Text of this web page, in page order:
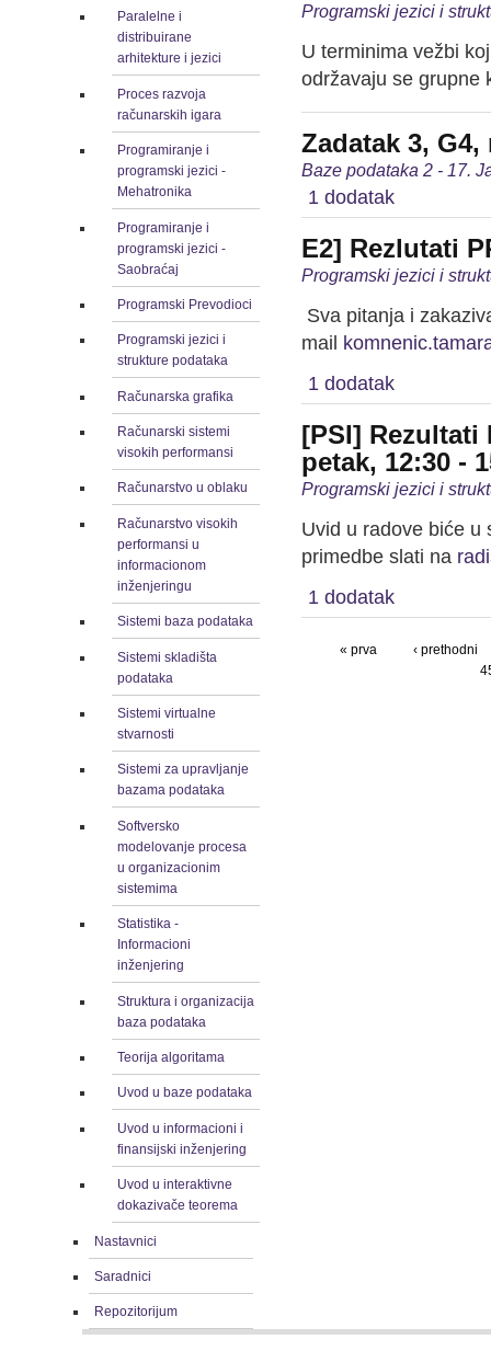
Paralelne i
distribuirane
arhitekture i jezici
Proces razvoja
računarskih igara
Programiranje i
programski jezici -
Mehatronika
Programiranje i
programski jezici -
Saobraćaj
Programski Prevodioci
Programski jezici i
strukture podataka
Računarska grafika
Računarski sistemi
visokih performansi
Računarstvo u oblaku
Računarstvo visokih
performansi u
informacionom
inženjeringu
Sistemi baza podataka
Sistemi skladišta
podataka
Sistemi virtualne
stvarnosti
Sistemi za upravljanje
bazama podataka
Softversko
modelovanje procesa
u organizacionim
sistemima
Statistika -
Informacioni
inženjering
Struktura i organizacija
baza podataka
Teorija algoritama
Uvod u baze podataka
Uvod u informacioni i
finansijski inženjering
Uvod u interaktivne
dokazivače teorema
Nastavnici
Saradnici
Repozitorijum
Programski jezici i
U terminima vežbi
održavaju se grupne
Zadatak 3,
Baze podataka 2 - 17.
1 dodatak
E2] Rezlutati
Programski jezici i
Sva pitanja i
mail
1 dodatak
[PSI]
petak, 12:30 -
Programski jezici i
Uvid u radove biće u
primedbe slati na
1 dodatak
« prva
‹ prethodni